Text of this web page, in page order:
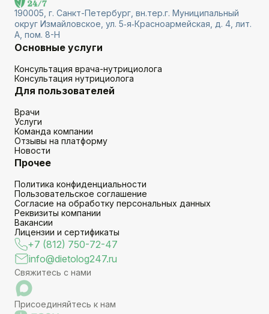
190005, г. Санкт-Петербург, вн.тер.г. Муниципальный
округ Измайловское, ул. 5‑я‑Красноармейская, д. 4, лит.
А, пом. 8-Н
Основные услуги
Консультация врача-нутрициолога
Консультация нутрициолога
Для пользователей
Врачи
Услуги
Команда компании
Отзывы на платформу
Новости
Прочее
Политика конфиденциальности
Пользовательское соглашение
Согласие на обработку персональных данных
Реквизиты компании
Вакансии
Лицензии и сертификаты
+7 (812) 750-72-47
info@dietolog247.ru
Свяжитесь с нами
Присоединяйтесь к нам